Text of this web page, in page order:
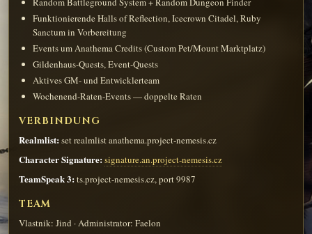
Funktionierende Halls of Reflection, Icecrown Citadel, Ruby
Sanctum in Vorbereitung
Events um Anathema Credits (Custom Pet/Mount Marktplatz)
Gildenhaus-Quests, Event-Quests
Aktives GM- und Entwicklerteam
Wochenend-Raten-Events — doppelte Raten
VERBINDUNG
Realmlist: set realmlist anathema.project-nemesis.cz
Character Signature: signature.an.project-nemesis.cz
TeamSpeak 3: ts.project-nemesis.cz, port 9987
TEAM
Vlastnik: Jind · Administrator: Faelon